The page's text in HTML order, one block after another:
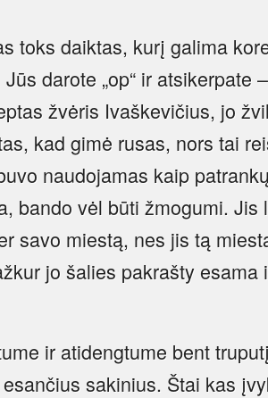
toks daiktas, kurį galima
darote „op“ ir atsikerpate
žvėris Ivaškevičius, jo
kad gimė rusas, nors tai
naudojamas kaip
bando vėl būti žmogumi.
savo miestą, nes jis tą
jo šalies pakrašty
ir atidengtume bent
sakinius. Štai kas